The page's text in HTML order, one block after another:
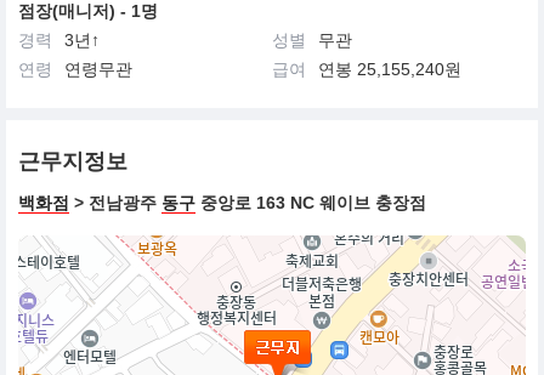
점장(매니저) - 1명
경력
3년↑ 성별
무관
연령
연령무관 급여 연봉 25,155,240원
근무지정보
백화점 > 전남광주 동구 중앙로 163 NC 웨이브 충장점